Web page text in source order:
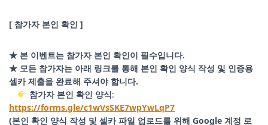
[ 참가자 본인 확인 ]
★ 본 이벤트는 참가자 본인 확인이 필수입니다.
★ 모든 참가자는 아래 링크를 통해 본인 확인 양식 작성 및 인증용
셀카 제출을 완료해 주셔야 합니다.
참가자 본인 확인 양식:
https://forms.gle/c1wVsSKE7wpYwLqP7
(본인 확인 양식 작성 및 셀카 파일 업로드를 위해 Google 계정 로